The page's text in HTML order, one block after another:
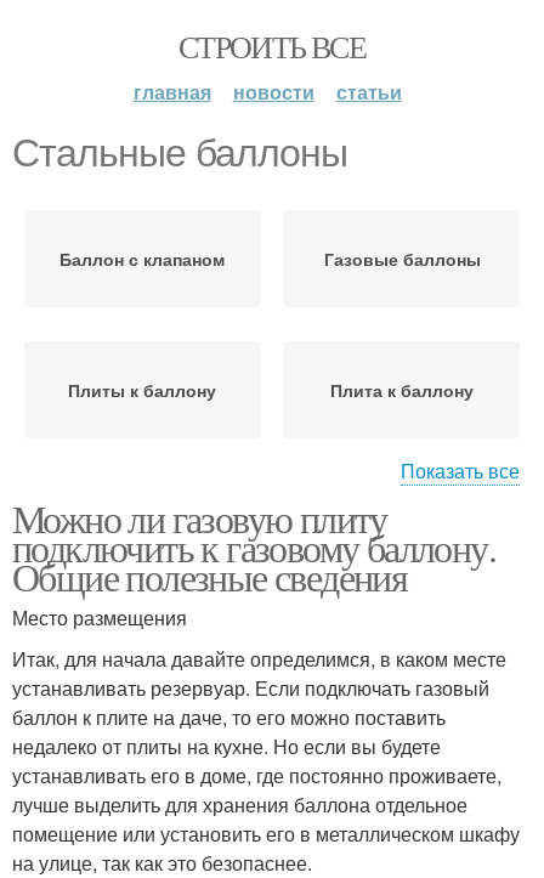
СТРОИТЬ ВСЕ
главная новости статьи
Стальные баллоны
Баллон с клапаном Газовые баллоны
Плиты к баллону Плита к баллону
Расстояние от газового
баллона
Баллон до плиты
Показать все
Можно ли газовую плиту
подключить к газовому баллону.
Общие полезные сведения
Место размещения
Итак, для начала давайте определимся, в каком месте
устанавливать резервуар. Если подключать газовый
баллон к плите на даче, то его можно поставить
недалеко от плиты на кухне. Но если вы будете
устанавливать его в доме, где постоянно проживаете,
лучше выделить для хранения баллона отдельное
помещение или установить его в металлическом шкафу
на улице, так как это безопаснее.